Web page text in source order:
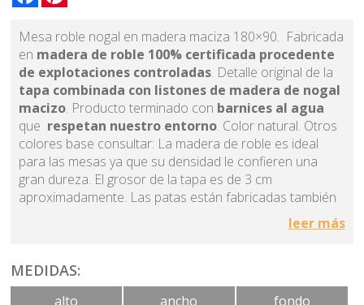
Mesa roble nogal en madera maciza 180×90. Fabricada
en madera de roble 100% certificada procedente
de explotaciones controladas. Detalle original de la
tapa combinada con listones de madera de nogal
macizo. Producto terminado con barnices al agua
que respetan nuestro entorno. Color natural. Otros
colores base consultar: La madera de roble es ideal
para las mesas ya que su densidad le confieren una
gran dureza. El grosor de la tapa es de 3 cm
aproximadamente. Las patas están fabricadas también
en madera de roble dispuestas en forma de ángulo. Aún
siendo una mesa fabricada íntegramente en madera sus
Teniendo en cuenta que la madera nunca es igual
podemos afirmar que pieza es una pieza única. Diseño
leer más
MEDIDAS:
alto
ancho
fondo